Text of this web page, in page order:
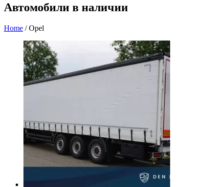
Автомобили в наличии
Home / Opel